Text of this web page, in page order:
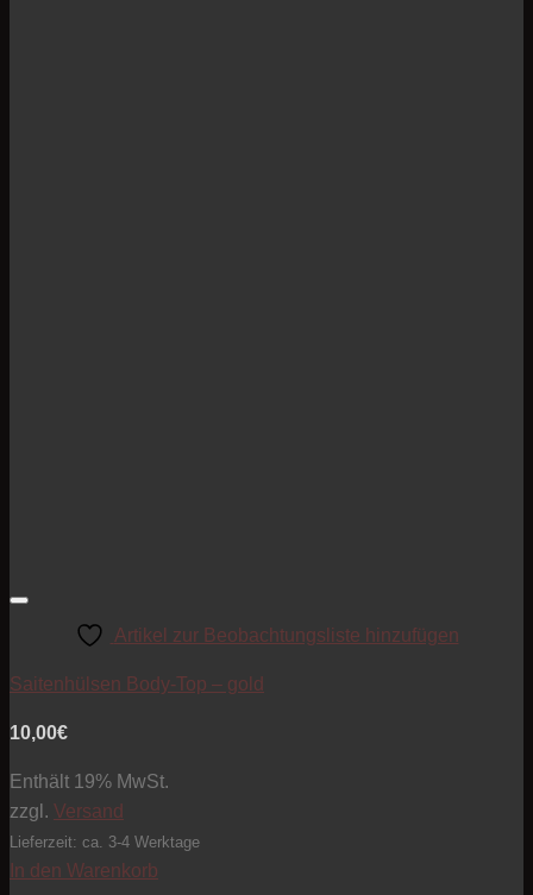
Artikel zur Beobachtungsliste hinzufügen
Saitenhülsen Body-Top – gold
10,00€
Enthält 19% MwSt.
zzgl. Versand
Lieferzeit: ca. 3-4 Werktage
In den Warenkorb